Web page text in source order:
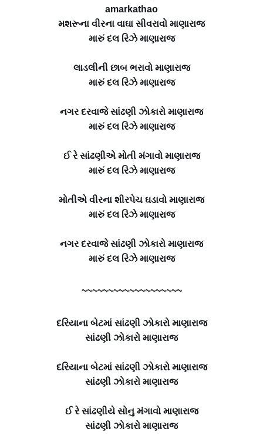
amarkathao
મશરૂના વીરના વાઘા સીવરાવો માણારાજ
મારું દલ રિઝે માણારાજ
લાડલીની છાબ ભરાવો માણારાજ
મારું દલ રિઝે માણારાજ
નગર દરવાજે સાંઢણી ઝોકારો માણારાજ
મારું દલ રિઝે માણારાજ
ઈ રે સાંઢણીએ મોતી મંગાવો માણારાજ
મારું દલ રિઝે માણારાજ
મોતીએ વીરના શીરપેચ ઘડાવો માણારાજ
મારું દલ રિઝે માણારાજ
નગર દરવાજે સાંઢણી ઝોકારો માણારાજ
મારું દલ રિઝે માણારાજ
~~~~~~~~~~~~~~~~~~~
દરિયાના બેટમાં સાંઢણી ઝોકારો માણારાજ
સાંઢણી ઝોકારો માણારાજ
દરિયાના બેટમાં સાંઢણી ઝોકારો માણારાજ
સાંઢણી ઝોકારો માણારાજ
ઈ રે સાંઢણીયે સોનુ મંગાવો માણારાજ
સાંઢણી ઝોકારો માણારાજ